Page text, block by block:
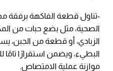
-تناول قطعة الفاكهة برفقة
الصحية، مثل بضع حبات من
الزبادي، أو قطعة من الجبن،
البطيء، ويضمن استقرارًا
موازنة عملية الامتصاص.